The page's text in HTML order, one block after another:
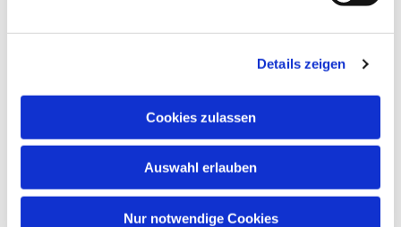
Details zeigen
Cookies zulassen
Auswahl erlauben
Nur notwendige Cookies